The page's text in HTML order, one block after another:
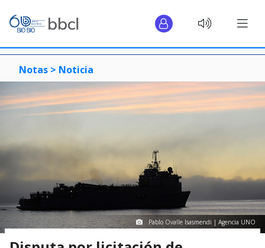
Notas > Noticia
Pablo Ovalle Isasmendi | Agencia UNO